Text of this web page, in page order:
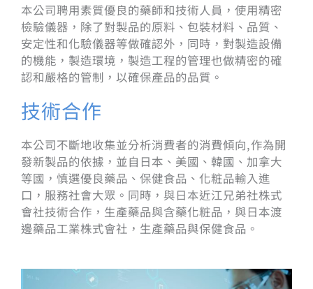
本公司聘用素質優良的藥師和技術人員，使用精密
檢驗儀器，除了對製品的原料、包裝材料、品質、
安定性和化驗儀器等做確認外，同時，對製造設備
的機能，製造環境，製造工程的管理也做精密的確
認和嚴格的管制，以確保產品的品質。
技術合作
本公司不斷地收集並分析消費者的消費傾向,作為開
發新製品的依據，並自日本、美國、韓國、加拿大
等國，慎選優良藥品、保健食品、化粧品輸入進
口，服務社會大眾。同時，與日本近江兄弟社株式
會社技術合作，生產藥品與含藥化粧品，與日本渡
邊藥品工業株式會社，生產藥品與保健食品。